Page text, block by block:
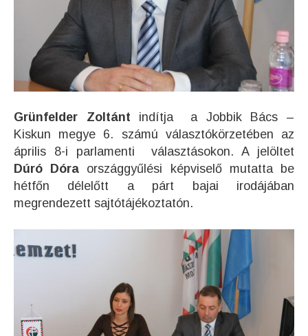
Grünfelder Zoltánt indítja
a Jobbik Bács –
Kiskun megye 6. számú választókörzetében az
április 8-i parlamenti választásokon. A jelöltet
Dúró Dóra országgyűlési képviselő mutatta be
hétfőn délelőtt a párt bajai irodájában
megrendezett sajtótájékoztatón.